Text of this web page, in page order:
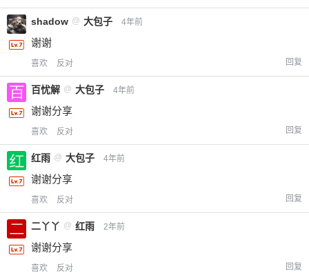
给-熊本熊-打赏
20 元
shadow @ 大包子 4年前
谢谢
喜欢 反对 回复
百忧解 @ 大包子 4年前
谢谢分享
喜欢 反对 回复
红雨 @ 大包子 4年前
谢谢分享
喜欢 反对 回复
二丫丫 @ 红雨 2年前
谢谢分享
喜欢 反对 回复
限。
忘记密码？